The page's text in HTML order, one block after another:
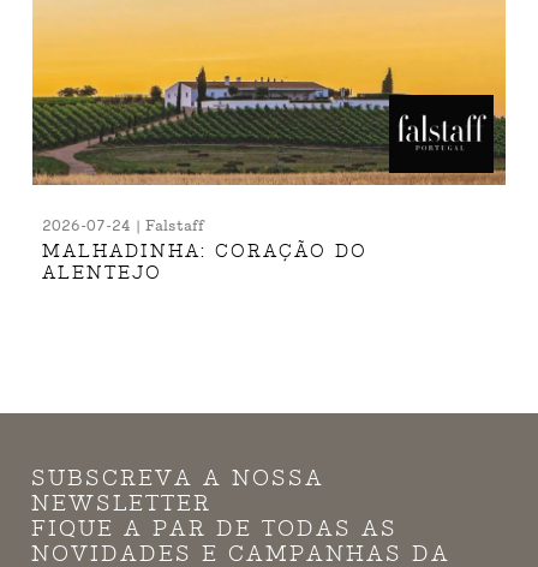
2026-07-24 | Falstaff
MALHADINHA: CORAÇÃO DO
ALENTEJO
SUBSCREVA A NOSSA
NEWSLETTER
FIQUE A PAR DE TODAS AS
NOVIDADES E CAMPANHAS DA